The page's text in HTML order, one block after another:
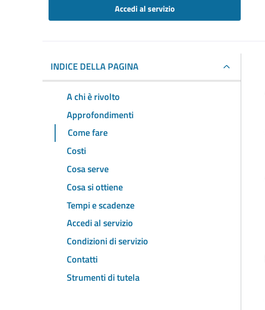
Accedi al servizio
INDICE DELLA PAGINA
A chi è rivolto
Approfondimenti
Come fare
Costi
Cosa serve
Cosa si ottiene
Tempi e scadenze
Accedi al servizio
Condizioni di servizio
Contatti
Strumenti di tutela